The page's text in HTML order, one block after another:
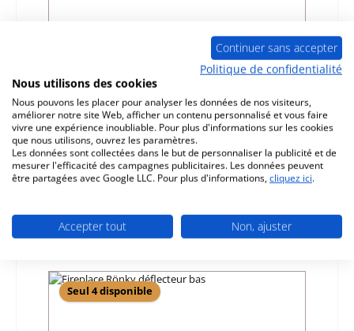
Fireplace Rönky pierre latérale gauche
Référence du produit:01003357
Fabricant:Fireplace
Prix régulier :
108,27 €
Seul 4 disponible
Continuer sans accepter
Politique de confidentialité
Nous utilisons des cookies
Nous pouvons les placer pour analyser les données de nos visiteurs,
améliorer notre site Web, afficher un contenu personnalisé et vous faire
vivre une expérience inoubliable. Pour plus d'informations sur les cookies
que nous utilisons, ouvrez les paramètres.
Les données sont collectées dans le but de personnaliser la publicité et de
mesurer l'efficacité des campagnes publicitaires. Les données peuvent
être partagées avec Google LLC. Pour plus d'informations, cliquez ici.
Accepter tout Non, ajuster